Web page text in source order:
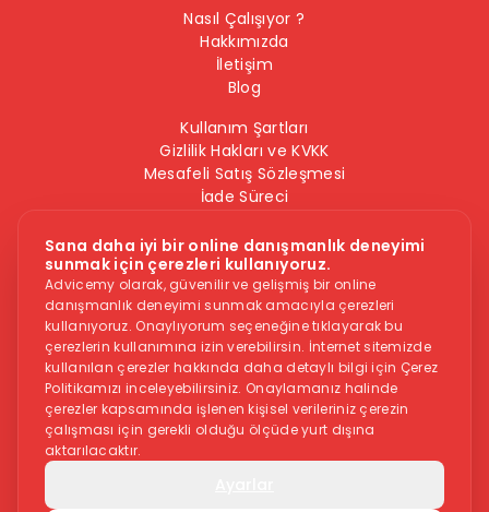
Sana daha iyi bir online danışmanlık deneyimi
sunmak için çerezleri kullanıyoruz.
Advicemy olarak, güvenilir ve gelişmiş bir online
danışmanlık deneyimi sunmak amacıyla çerezleri
kullanıyoruz. Onaylıyorum seçeneğine tıklayarak bu
çerezlerin kullanımına izin verebilirsin. İnternet sitemizde
kullanılan çerezler hakkında daha detaylı bilgi için Çerez
Politikamızı inceleyebilirsiniz. Onaylamanız halinde
çerezler kapsamında işlenen kişisel verileriniz çerezin
çalışması için gerekli olduğu ölçüde yurt dışına
aktarılacaktır.
Nasıl Çalışıyor ?
Hakkımızda
İletişim
Blog
Kullanım Şartları
Gizlilik Hakları ve KVKK
Mesafeli Satış Sözleşmesi
İade Süreci
Bilgi Güvenliği Politikası
Bizi Takip Edin
Dikkat -Online danışmanlık hizmeti, herkese uygun bir hizmet
değildir. İntihar veya kendine zarar vermek gibi düşüncelere